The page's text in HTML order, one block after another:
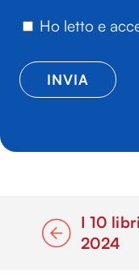
Ho letto e
I 10
2024